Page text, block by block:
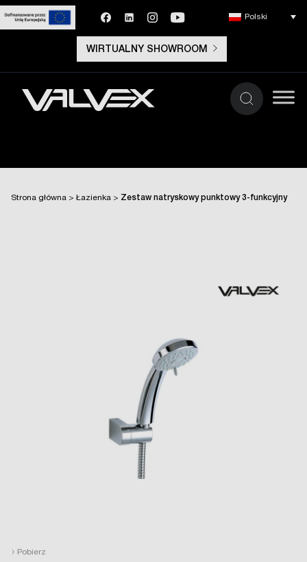
WIRTUALNY SHOWROOM
Polski
Strona główna > Łazienka > Zestaw natryskowy punktowy 3-funkcyjny
› Pobierz